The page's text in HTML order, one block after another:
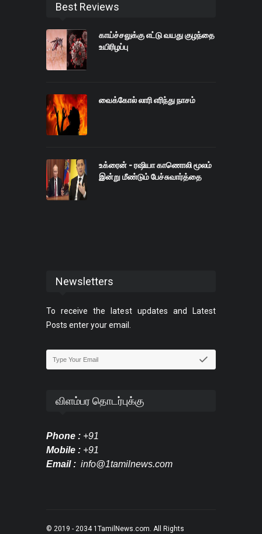
Best Reviews
காய்ச்சலுக்கு எட்டு வயது குழந்தை
உயிரிழப்பு
வைக்கோல் லாரி எரிந்து நாசம்
உக்ரைன் - ரஷியா காணொலி மூலம்
இன்று மீண்டும் பேச்சுவார்த்தை
Newsletters
To receive the latest updates and Latest
Posts enter your email.
விளம்பர தொடர்புக்கு
Phone : +91
Mobile : +91
Email : info@1tamilnews.com
© 2019 - 2034 1TamilNews.com. All Rights